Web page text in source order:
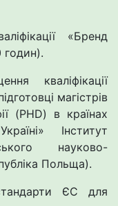
«Бренд
годин).
кваліфікації
магістрів
(PHD) в країнах
Інститут
науково-
Польща).
ЄС для